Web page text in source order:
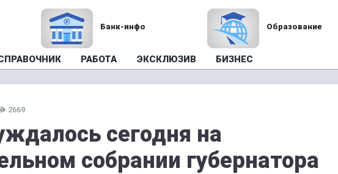
Банк-инфо Образование
РАБОТА ЭКСКЛЮЗИВ БИЗНЕС
2669
сегодня на
собрании губернатора